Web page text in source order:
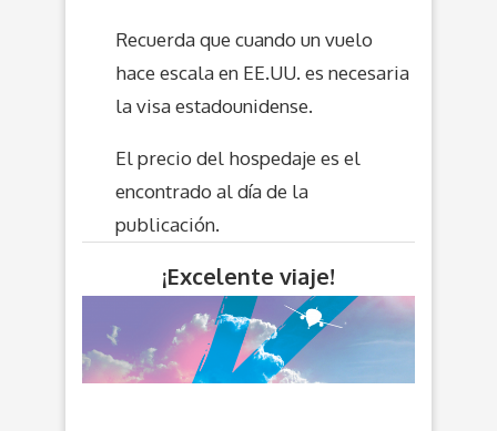
Recuerda que cuando un vuelo
hace escala en EE.UU. es necesaria
la visa estadounidense.
El precio del hospedaje es el
encontrado al día de la
publicación.
¡Excelente viaje!